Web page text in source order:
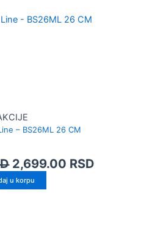
– BS26ML 26 CM
2,699.00 RSD
u korpu